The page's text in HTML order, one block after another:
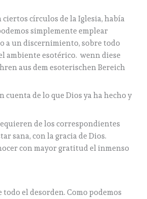
círculos de la Iglesia, había
simplemente emplear
a un discernimiento, sobre todo
ambiente esotérico. wenn diese
aus dem esoterischen Bereich
cuenta de lo que Dios ya ha hecho y
de los correspondientes
sana, con la gracia de Dios.
con mayor gratitud el inmenso
el desorden. Como podemos